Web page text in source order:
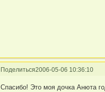
Поделиться2006-05-06 10:36:10
Спасибо! Это моя дочка Анюта